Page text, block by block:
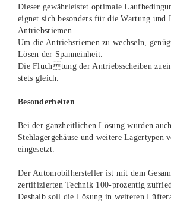
Dieser gewährleistet optimale
eignet sich besonders für die Wartung und
Antriebsriemen.
Um die Antriebsriemen zu wechseln,
Lösen der Spanneinheit.
Die Fluchtung der Antriebsscheiben
stets gleich.
Besonderheiten
Bei der ganzheitlichen Lösung wurden
Stehlagergehäuse und weitere Lagertypen
eingesetzt.
Der Automobilhersteller ist mit dem
zertifizierten Technik 100-prozentig
Deshalb soll die Lösung in weiteren